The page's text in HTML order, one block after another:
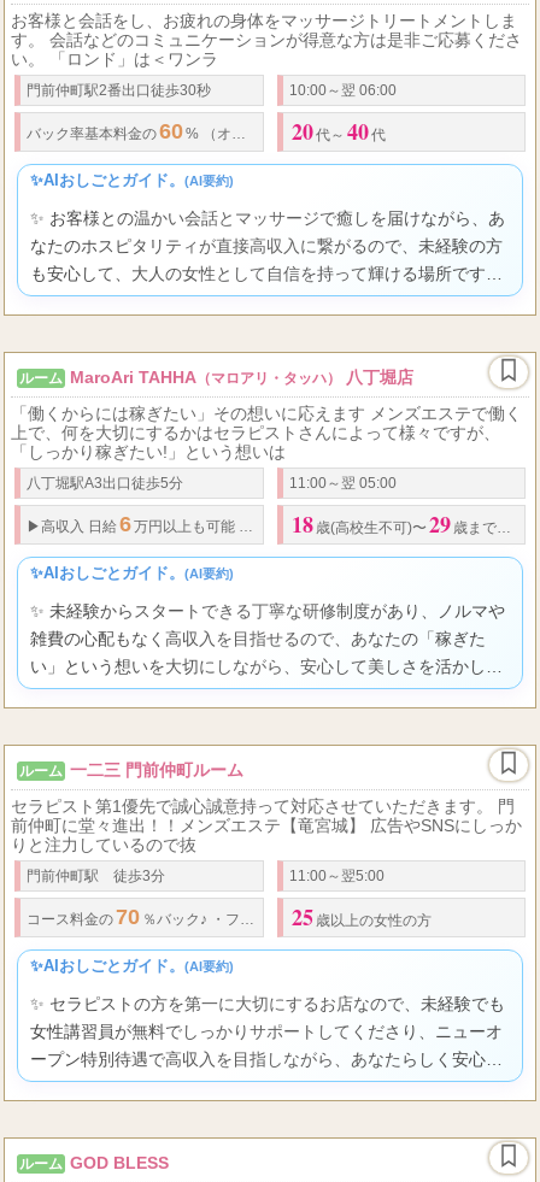
お客様と会話をし、お疲れの身体をマッサージトリートメントしま
す。 会話などのコミュニケーションが得意な方は是非ご応募くださ
い。 「ロンド」は＜ワンラ
門前仲町駅2番出口徒歩30秒 10:00～翌 06:00
バック率基本料金の60% （オプション全額バック） ▼
20代～ 40代
✨AIおしごとガイド。 (AI要約)
✨ お客様との温かい会話とマッサージで癒しを届けながら、あ
なたのホスピタリティが直接高収入に繋がるので、未経験の方
も安心して、大人の女性として自信を持って輝ける場所です
よ。
ルーム MaroAri TAHHA （マロアリ・タッハ）
八丁堀店
「働くからには稼ぎたい」その想いに応えます メンズエステで働く
上で、何を大切にするかはセラピストさんによって様々ですが、
「しっかり稼ぎたい!」という想いは
八丁堀駅A3出口徒歩5分 11:00～翌 05:00
▶高収入 日給 6万円以上も可能 充実のバックアップ体制 18 歳(高校生不可)〜 29 歳までの女性
✨AIおしごとガイド。 (AI要約)
✨ 未経験からスタートできる丁寧な研修制度があり、ノルマや
雑費の心配もなく高収入を目指せるので、あなたの「稼ぎた
い」という想いを大切にしながら、安心して美しさを活かして
輝ける環境ですよ。
ルーム 一二三 門前仲町ルーム
セラピスト第1優先で誠心誠意持って対応させていただきます。 門
前仲町に堂々進出！！メンズエステ【竜宮城】 広告やSNSにしっか
りと注力しているので抜
門前仲町駅 徒歩3分 11:00～翌5:00
コース料金の70 ％バック♪ ・ フリー 指名90 分12,000
25 歳以上の女性の方
✨AIおしごとガイド。 (AI要約)
✨ セラピストの方を第一に大切にするお店なので、未経験でも
女性講習員が無料でしっかりサポートしてくださり、ニューオ
ープン特別待遇で高収入を目指しながら、あなたらしく安心し
て輝ける環境がここにありますよ。
ルーム GOD BLESS